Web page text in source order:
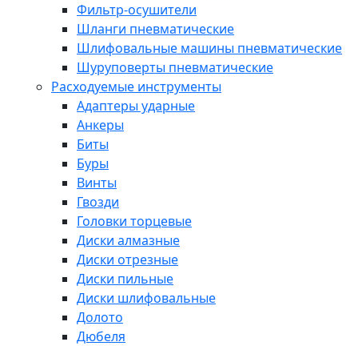
Фильтр-осушители
Шланги пневматические
Шлифовальные машины пневматические
Шуруповерты пневматические
Расходуемые инструменты
Адаптеры ударные
Анкеры
Биты
Буры
Винты
Гвозди
Головки торцевые
Диски алмазные
Диски отрезные
Диски пильные
Диски шлифовальные
Долото
Дюбеля